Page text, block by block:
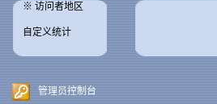
※ 访问者地区
自定义统计
管理员控制台